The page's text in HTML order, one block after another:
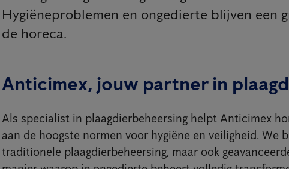
Hygiëneproblemen en ongedierte blijven een
de horeca.
Anticimex, jouw partner in
Als specialist in plaagdierbeheersing helpt Anticimex
aan de hoogste normen voor hygiëne en veiligheid. We
traditionele plaagdierbeheersing, maar ook